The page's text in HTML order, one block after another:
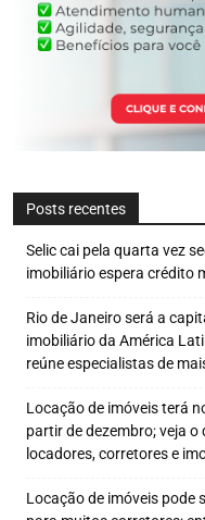
Posts recentes
Selic cai pela quarta vez
imobiliário espera crédito
Rio de Janeiro será a
imobiliário da América
reúne especialistas de
Locação de imóveis terá
partir de dezembro; veja o
locadores, corretores e
Locação de imóveis pode